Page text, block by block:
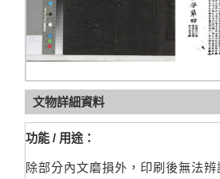
文物詳細資料
功能 / 用途：
除部分內文磨損外，印刷後無法